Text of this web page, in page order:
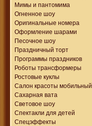
Мимы и пантомима
Огненное шоу
Оригинальные номера
Оформление шарами
Песочное шоу
Праздничный торт
Программы праздников
Роботы трансформеры
Ростовые куклы
Салон красоты мобильный
Сахарная вата
Световое шоу
Спектакли для детей
Спецэффекты